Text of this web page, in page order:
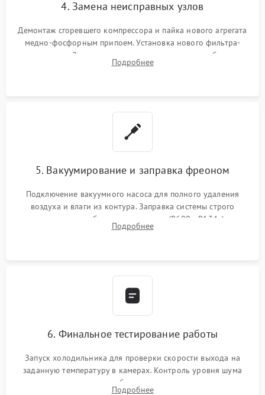
4. Замена неисправных узлов
Демонтаж сгоревшего компрессора и пайка нового агрегата
медно-фосфорным припоем. Установка нового фильтра-
осушителя. Замена изношенных вентиляторов обдува,
сломанных заслонок или поврежденных дверных петель.
Подробнее
5. Вакуумирование и заправка фреоном
Подключение вакуумного насоса для полного удаления
воздуха и влаги из контура. Заправка системы строго
дозированным объемом хладагента (R600a, R134a) по
электронным весам. Контроль рабочего давления в системе.
Подробнее
6. Финальное тестирование работы
Запуск холодильника для проверки скорости выхода на
заданную температуру в камерах. Контроль уровня шума
компрессора, отсутствия обмерзания стенок и корректного
Подробнее